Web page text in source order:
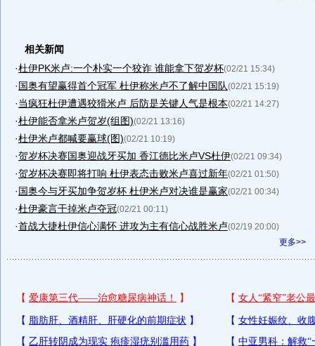
相关新闻
·杜伊PK米卢:一个朴实一个狡诈 谁能拿下贺岁杯(02/21 15:34)
·国奥有望赢得首个冠军 杜伊称米卢不了解中国队(02/21 15:19)
·当疯狂杜伊遭遇狡猾米卢 后防是关键人气是根本(02/21 14:27)
·杜伊能否拿米卢贺岁(组图)(02/21 13:16)
·杜伊米卢都喊要赢球(图)(02/21 10:19)
·贺岁杯决赛国奥迎战牙买加 香江德比米卢VS杜伊(02/21 09:34)
·贺岁杯决赛即将打响 杜伊表态击败米卢喜过新年(02/21 01:50)
·国奥今与牙买加争贺岁杯 杜伊米卢对决谁是赢家(02/21 00:34)
·杜伊豪言干掉米卢夺冠(02/21 00:11)
·首战大捷杜伊信心满怀 进攻为主有信心战胜米卢(02/19 20:00)
更多>>